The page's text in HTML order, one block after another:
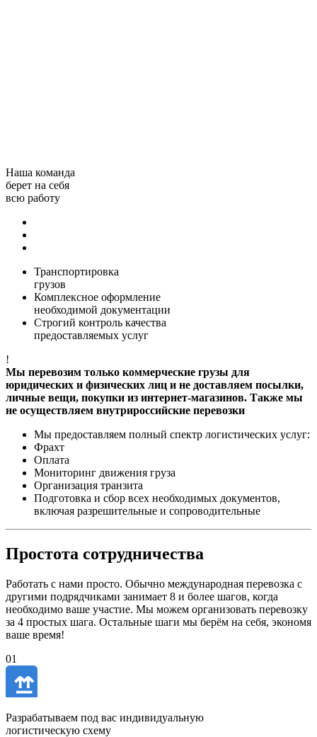
Наша команда
берет на себя
всю работу
Транспортировка
грузов
Комплексное оформление
необходимой документации
Строгий контроль качества
предоставляемых услуг
!
Мы перевозим только коммерческие грузы для
юридических и физических лиц и не доставляем посылки,
личные вещи, покупки из интернет-магазинов. Также мы
не осуществляем внутрироссийские перевозки
Мы предоставляем полный спектр логистических услуг:
Фрахт
Оплата
Мониторинг движения груза
Организация транзита
Подготовка и сбор всех необходимых документов,
включая разрешительные и сопроводительные
Простота сотрудничества
Работать с нами просто. Обычно международная перевозка с
другими подрядчиками занимает 8 и более шагов, когда
необходимо ваше участие. Мы можем организовать перевозку
за 4 простых шага. Остальные шаги мы берём на себя, экономя
ваше время!
01
Разрабатываем под вас индивидуальную
логистическую схему